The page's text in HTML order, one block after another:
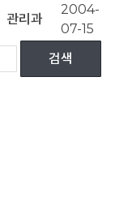
관리과
2004-
07-15